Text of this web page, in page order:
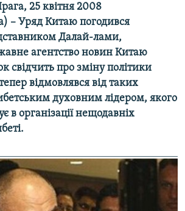
25 квітня 2008
– Уряд Китаю погодився
Далай-лами,
агентство новин Китаю
свідчить про зміну політики
відмовлявся від таких
духовним лідером, якого
в організації нещодавніх